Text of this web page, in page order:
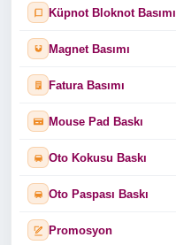
Küpnot Bloknot Basımı
Magnet Basımı
Fatura Basımı
Mouse Pad Baskı
Oto Kokusu Baskı
Oto Paspası Baskı
Promosyon